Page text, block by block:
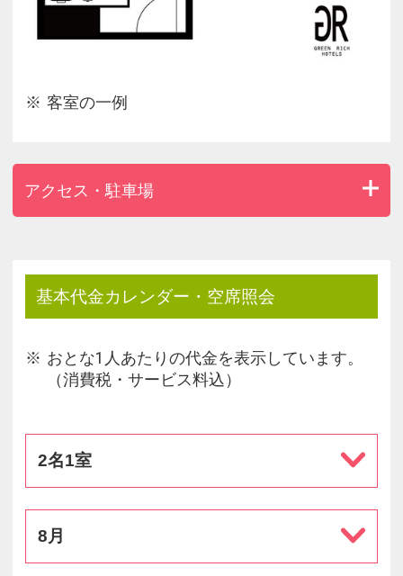
客室の一例
アクセス・駐車場
基本代金カレンダー・空席照会
おとな1人あたりの代金を表示しています。
（消費税・サービス料込）
2名1室
8月